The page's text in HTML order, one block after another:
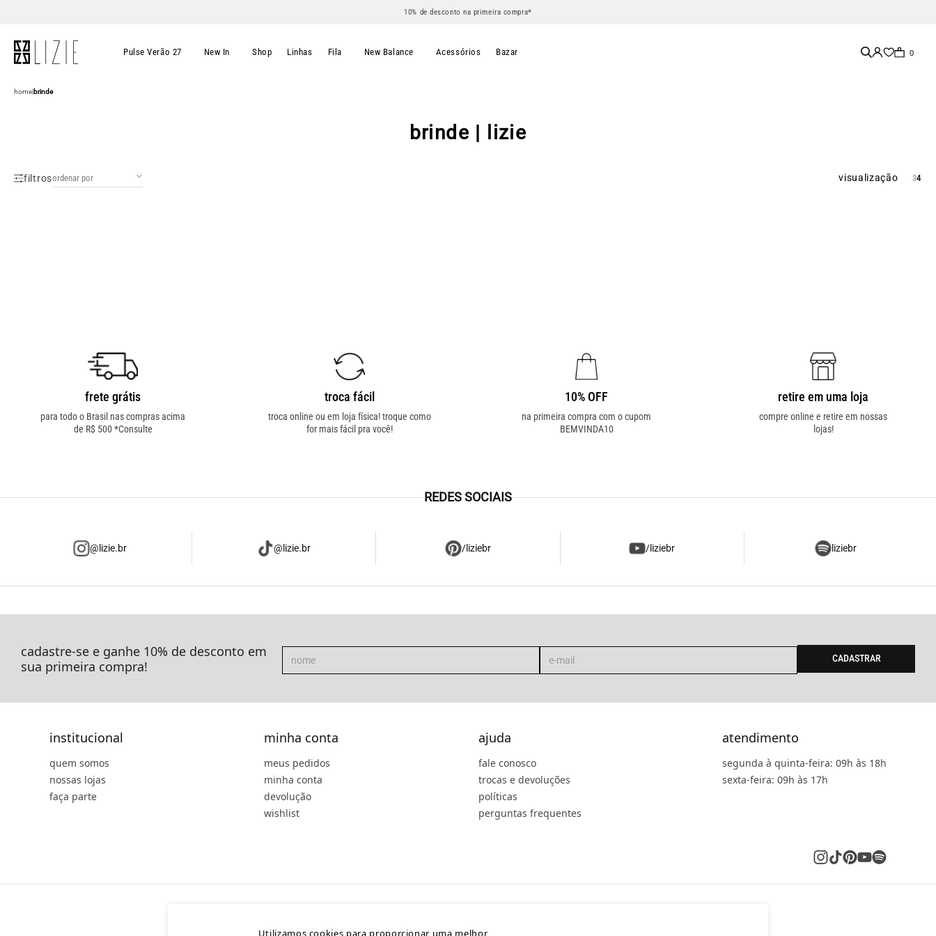
10% de desconto na primeira compra*
0
Pulse Verão 27 New In Shop Linhas Fila New Balance Acessórios Bazar
home|brinde
brinde | lizie
filtros visualização 34
frete grátis
para todo o Brasil nas compras acima
de R$ 500 *Consulte
troca fácil
troca online ou em loja física! troque como
for mais fácil pra você!
10% OFF
na primeira compra com o cupom
BEMVINDA10
retire em uma loja
compre online e retire em nossas
lojas!
REDES SOCIAIS
@lizie.br @lizie.br /liziebr /liziebr liziebr
cadastre-se e ganhe 10% de desconto em
sua primeira compra!
CADASTRAR
institucional
quem somos
nossas lojas
faça parte
minha conta
meus pedidos
minha conta
devolução
wishlist
ajuda
fale conosco
trocas e devoluções
políticas
perguntas frequentes
atendimento
segunda à quinta-feira: 09h às 18h
sexta-feira: 09h às 17h
Utilizamos cookies para proporcionar uma melhor